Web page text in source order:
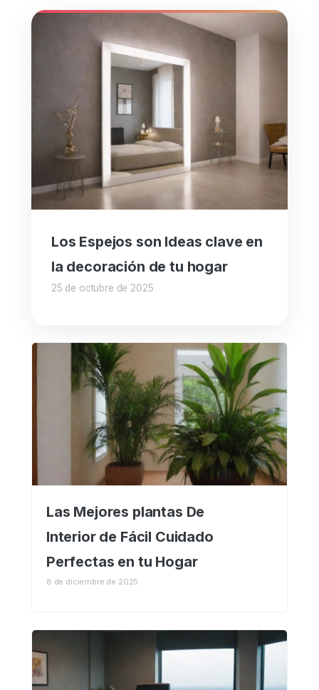
Los Espejos son Ideas clave en
la decoración de tu hogar
25 de octubre de 2025
Las Mejores plantas De
Interior de Fácil Cuidado
Perfectas en tu Hogar
8 de diciembre de 2025